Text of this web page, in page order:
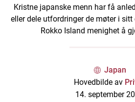
Kristne japanske menn har få
eller dele utfordringer de møter i
Rokko Island menighet å
Japan
Hovedbilde av
14. september